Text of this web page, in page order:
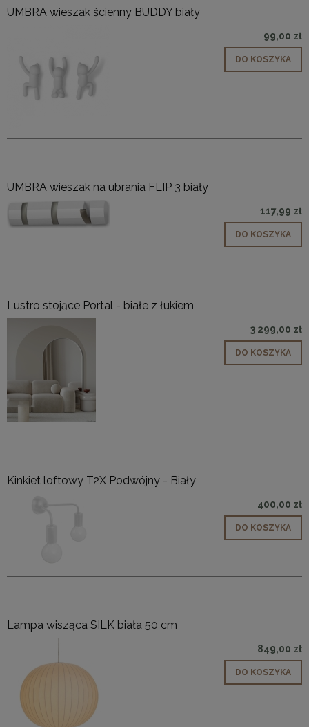
UMBRA wieszak ścienny BUDDY biały
99,00 zł
DO KOSZYKA
UMBRA wieszak na ubrania FLIP 3 biały
117,99 zł
DO KOSZYKA
Lustro stojące Portal - białe z łukiem
3 299,00 zł
DO KOSZYKA
Kinkiet loftowy T2X Podwójny - Biały
400,00 zł
DO KOSZYKA
Lampa wisząca SILK biała 50 cm
849,00 zł
DO KOSZYKA